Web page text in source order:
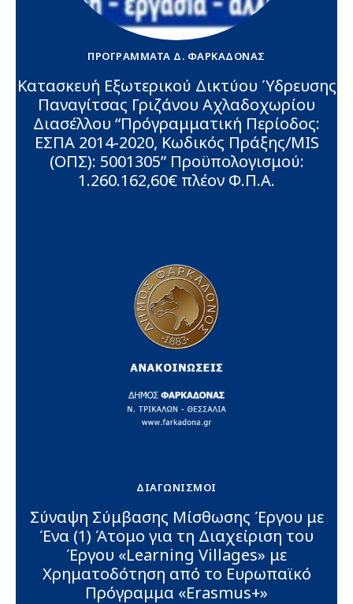
ΠΡΟΓΡΆΜΜΑΤΑ Δ. ΦΑΡΚΑΔΌΝΑΣ
Κατασκευή Εξωτερικού Δικτύου Ύδρευσης
Παναγίτσας Γριζάνου Αχλαδοχωρίου
Διασέλλου “Πρόγραμματική Περίοδος:
ΕΣΠΑ 2014-2020, Κωδικός Πράξης/MIS
(ΟΠΣ): 5001305” Προϋπολογισμού:
1.260.162,60€ πλέον Φ.Π.Α.
ΔΙΑΓΩΝΙΣΜΟΊ
Σύναψη Σύμβασης Μίσθωσης Έργου με
Ένα (1) Άτομο για τη Διαχείριση του
Έργου «Learning Villages» με
Χρηματοδότηση από το Ευρωπαϊκό
Πρόγραμμα «Erasmus+»